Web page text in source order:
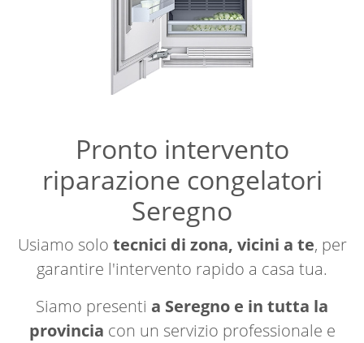
Pronto intervento
riparazione congelatori
Seregno
Usiamo solo tecnici di zona, vicini a te, per
garantire l'intervento rapido a casa tua.
Siamo presenti a Seregno e in tutta la
provincia con un servizio professionale e